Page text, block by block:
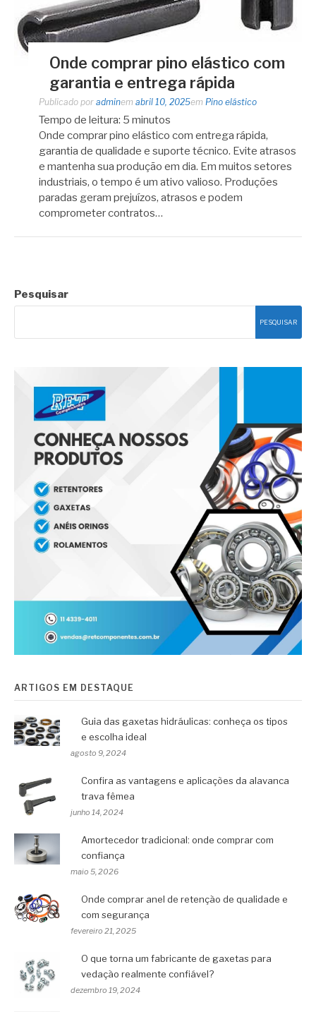
Onde comprar pino elástico com
garantia e entrega rápida
Publicado por adminem abril 10, 2025em Pino elástico
Tempo de leitura: 5 minutos
Onde comprar pino elástico com entrega rápida,
garantia de qualidade e suporte técnico. Evite atrasos
e mantenha sua produção em dia. Em muitos setores
industriais, o tempo é um ativo valioso. Produções
paradas geram prejuízos, atrasos e podem
comprometer contratos…
Pesquisar
PESQUISAR
ARTIGOS EM DESTAQUE
Guia das gaxetas hidráulicas: conheça os tipos
e escolha ideal
agosto 9, 2024
Confira as vantagens e aplicações da alavanca
trava fêmea
junho 14, 2024
Amortecedor tradicional: onde comprar com
confiança
maio 5, 2026
Onde comprar anel de retenção de qualidade e
com segurança
fevereiro 21, 2025
O que torna um fabricante de gaxetas para
vedação realmente confiável?
dezembro 19, 2024